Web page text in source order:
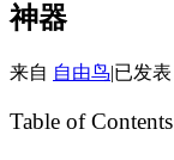
神器
来自 自由鸟|已发表
Table of Contents